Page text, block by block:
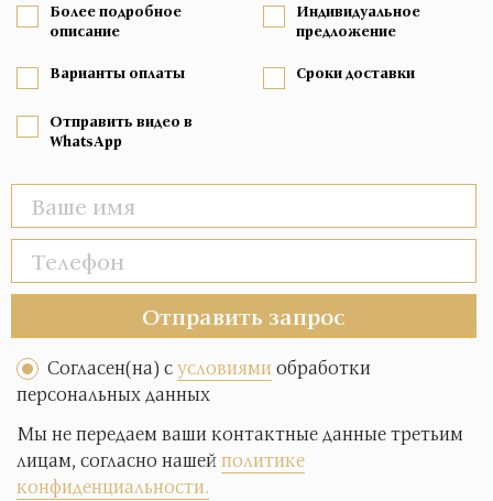
Более подробное
описание
Индивидуальное
предложение
Варианты оплаты Сроки доставки
Отправить видео в
WhatsApp
Отправить запрос
Согласен(на) сусловиямиобработки
персональных данных
Мы не передаем ваши контактные данные третьим
лицам, согласно нашейполитике
конфиденциальности.